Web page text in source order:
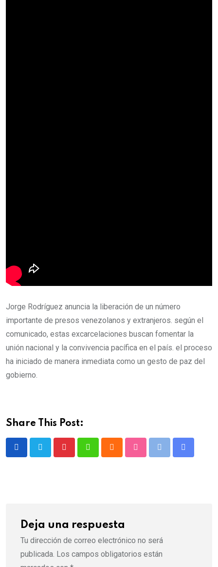
Jorge Rodríguez anuncia la liberación de un número
importante de presos venezolanos y extranjeros. según el
comunicado, estas excarcelaciones buscan fomentar la
unión nacional y la convivencia pacífica en el país. el proceso
ha iniciado de manera inmediata como un gesto de paz del
gobierno.
Share This Post:
Deja una respuesta
Tu dirección de correo electrónico no será
publicada. Los campos obligatorios están